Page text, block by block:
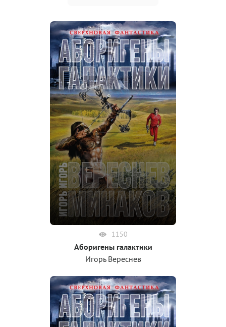
1150
Аборигены галактики
Игорь Вереснев